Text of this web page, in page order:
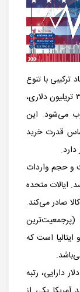
با تنوع
بالا به شمار آورد. آمریکا با تولید ناخالص ملی ۳۰.۵ تریلیون دلاری،
در جهان در سال ۲۰۲۵ محسوب می‌شود. این
قدرت خرید
و حجم واردات
می‌رسد. ایالات متحده
کالا صادر می‌کند.
(پرجمعیت‌ترین
ایتالیا است که
با ۱۳۹ تریلیون دلار دارایی، رتبه